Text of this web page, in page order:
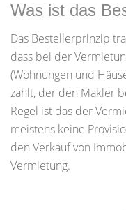
Was ist das
Das Bestellerprinzip
dass bei der
(Wohnungen und
zahlt, der den Makler
Regel ist das der
meistens keine
den Verkauf von
Vermietung.